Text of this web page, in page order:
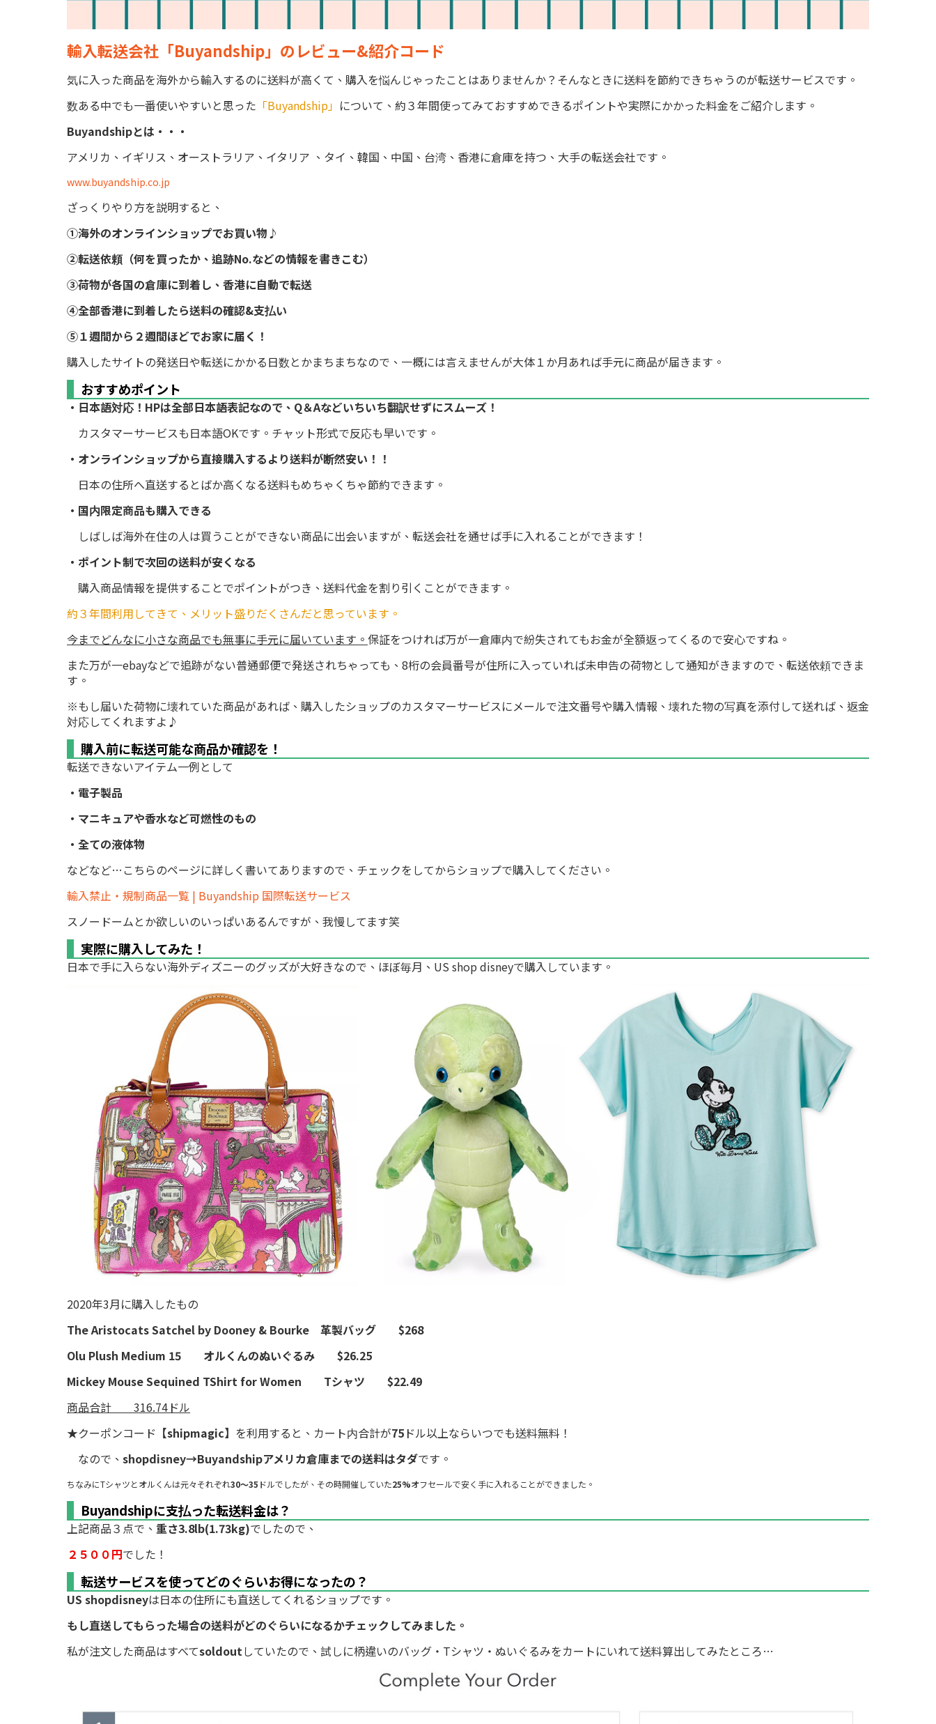
輸入転送会社「Buyandship」のレビュー&紹介コード
気に入った商品を海外から輸入するのに送料が高くて、購入を悩んじゃったことはありませんか？そんなときに送料を節約できちゃうのが転送サービスです。
数ある中でも一番使いやすいと思った 「Buyandship」 について、約３年間使ってみておすすめできるポイントや実際にかかった料金をご紹介します。
Buyandshipとは・・・
アメリカ、イギリス、オーストラリア、イタリア 、タイ、韓国、中国、台湾、香港に倉庫を持つ、大手の転送会社です。
www.buyandship.co.jp
ざっくりやり方を説明すると、
①海外のオンラインショップでお買い物♪
②転送依頼（何を買ったか、追跡No.などの情報を書きこむ）
③荷物が各国の倉庫に到着し、香港に自動で転送
④全部香港に到着したら送料の確認&支払い
⑤１週間から２週間ほどでお家に届く！
購入したサイトの発送日や転送にかかる日数とかまちまちなので、一概には言えませんが大体１か月あれば手元に商品が届きます。
おすすめポイント
・日本語対応！HPは全部日本語表記なので、Q＆Aなどいちいち翻訳せずにスムーズ！
カスタマーサービスも日本語OKです。チャット形式で反応も早いです。
・オンラインショップから直接購入するより送料が断然安い！！
日本の住所へ直送するとばか高くなる送料もめちゃくちゃ節約できます。
・国内限定商品も購入できる
しばしば海外在住の人は買うことができない商品に出会いますが、転送会社を通せば手に入れることができます！
・ポイント制で次回の送料が安くなる
購入商品情報を提供することでポイントがつき、送料代金を割り引くことができます。
約３年間利用してきて、メリット盛りだくさんだと思っています。
今までどんなに小さな商品でも無事に手元に届いています。 保証をつければ万が一倉庫内で紛失されてもお金が全額返ってくるので安心ですね。
また万が一ebayなどで追跡がない普通郵便で発送されちゃっても、8桁の会員番号が住所に入っていれば未申告の荷物として通知がきますので、転送依頼できま
す。
※もし届いた荷物に壊れていた商品があれば、購入したショップのカスタマーサービスにメールで注文番号や購入情報、壊れた物の写真を添付して送れば、返金
対応してくれますよ♪
購入前に転送可能な商品か確認を！
転送できないアイテム一例として
・電子製品
・マニキュアや香水など可燃性のもの
・全ての液体物
などなど…こちらのページに詳しく書いてありますので、チェックをしてからショップで購入してください。
輸入禁止・規制商品一覧 | Buyandship 国際転送サービス
スノードームとか欲しいのいっぱいあるんですが、我慢してます笑
実際に購入してみた！
日本で手に入らない海外ディズニーのグッズが大好きなので、ほぼ毎月、US shop disneyで購入しています。
2020年3月に購入したもの
The Aristocats Satchel by Dooney & Bourke 革製バッグ $268
Olu Plush Medium 15 オルくんのぬいぐるみ $26.25
Mickey Mouse Sequined TShirt for Women Tシャツ $22.49
商品合計 316.74ドル
★クーポンコード 【shipmagic】 を利用すると、カート内合計が75ドル以上ならいつでも送料無料！
なので、 shopdisney→Buyandshipアメリカ倉庫までの送料はタダです。
ちなみにTシャツとオルくんは元々それぞれ30～35 ドルでしたが、その時開催していた25%オフセールで安く手に入れることができました。
Buyandshipに支払った転送料金は？
上記商品３点で、 重さ3.8lb(1.73kg)でしたので、
２５００円でした！
転送サービスを使ってどのぐらいお得になったの？
US shopdisneyは日本の住所にも直送してくれるショップです。
もし直送してもらった場合の送料がどのぐらいになるかチェックしてみました。
私が注文した商品はすべてsoldoutしていたので、試しに柄違いのバッグ・Tシャツ・ぬいぐるみをカートにいれて送料算出してみたところ…